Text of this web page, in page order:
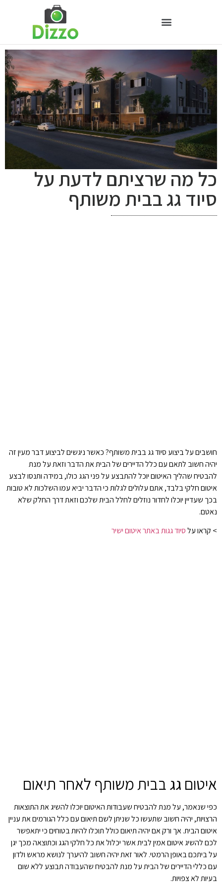
כל מה שרציתם לדעת על
סיוד גג בבית משותף
חושבים על ביצוע סיוד גג בבית משותף? כאשר ניגשים לביצוע דבר מעין זה
יהיה חשוב לתאם עם כלל הדיירים של הבית את הדבר וזאת על מנת
להבטיח שהליך האיטום יוכל להתבצע על פני הגג כולו, במידה ותנסו לבצע
איטום חלקי בלבד, אתם עלולים לגלות כי הדבר יביא עמו השלכות לא טובות
בכך שעדיין יוכלו לחדור נוזלים לחלל הבית שלכם וזאת דרך החלק שלא
נאטם.
> קראו עלסיוד גגות באתר איטום ישיר
איטום גג בבית משותף לאחר תיאום
כפי שנאמר, על מנת להבטיח שעבודות האיטום יוכלו להשיג את התוצאות
הרצויות, יהיה חשוב שתעשו כל שניתן לשם תיאום עם כלל הגורמים את עניין
איטום הבית. אך ורק אם יהיה תיאום כולל תוכלו להיות בטוחים כי יתאפשר
לכם להשיג איטום אמין לבית אשר יכלול את כל חלקי הגג וכתוצאה מכך יגן
על ביתכם באופן הרמטי. לאור זאת יהיה חשוב להיערך לנושא מראש ולדון
עם כללי הדיירים של הבית על מנת להבטיח שהעבודה תבוצע ללא שום
בעיות לא צפויות.